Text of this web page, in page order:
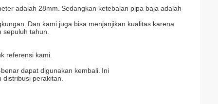
adalah 28mm. Sedangkan ketebalan pipa baja adalah
Dan kami juga bisa menjanjikan kualitas karena
tahun.
referensi kami.
dapat digunakan kembali. Ini
perakitan.